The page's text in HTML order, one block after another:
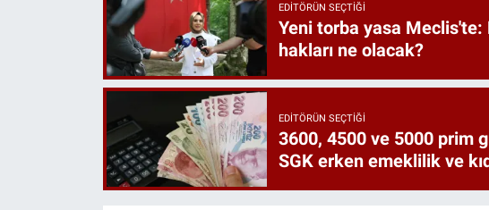
EDITÖRÜN SEÇTIĞI
Yeni torba yasa
hakları ne olacak?
EDITÖRÜN SEÇTIĞI
3600, 4500 ve 5000 prim
SGK erken emeklilik ve